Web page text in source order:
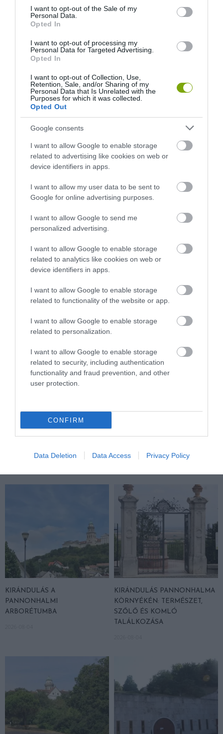
consent section.
I want to opt-out of the Sale of my
Personal Data.
Opted In
I want to opt-out of processing my
Personal Data for Targeted Advertising.
Opted In
I want to opt-out of Collection, Use,
Retention, Sale, and/or Sharing of my
Personal Data that Is Unrelated with the
Purposes for which it was collected.
Opted Out
Google consents
I want to allow Google to enable storage
related to advertising like cookies on web or
device identifiers in apps.
I want to allow my user data to be sent to
Google for online advertising purposes.
I want to allow Google to send me
personalized advertising.
I want to allow Google to enable storage
related to analytics like cookies on web or
device identifiers in apps.
I want to allow Google to enable storage
related to functionality of the website or app.
I want to allow Google to enable storage
related to personalization.
I want to allow Google to enable storage
related to security, including authentication
functionality and fraud prevention, and other
user protection.
CONFIRM
Data Deletion Data Access Privacy Policy
SZEDD MAGAD, CSOKI, FESZTIVÁL: LEVENDULA MINDEN
MENNYISÉGBEN
SZENZÁCIÓ SZEGEDEN: KÖZEL KÉT ÉVET VÁRTAK RÁJUK, DE
VÉGRE KIKELTEK A TARVARJÚ FIÓKÁK!
KIRÁNDULÁS A
PANNONHALMI
ARBORÉTUMBA
KIRÁNDULÁS PANNONHALMA
KÖRNYÉKÉN: TERMÉSZET,
SZŐLŐ ÉS KOMLÓ
TALÁLKOZÁSA